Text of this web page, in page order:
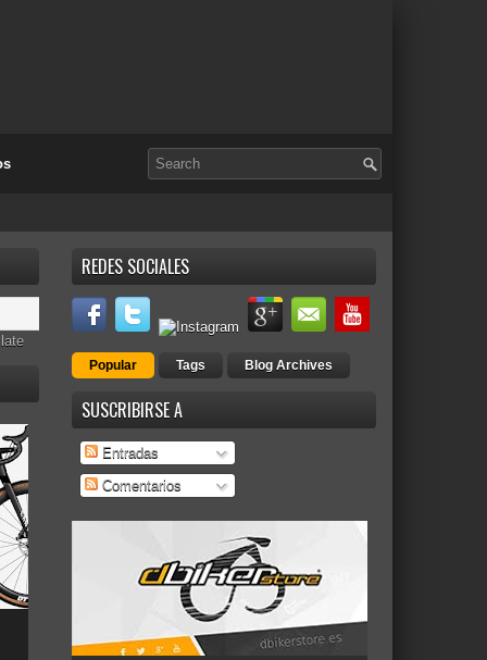
REDES SOCIALES
Popular Tags Blog Archives
SUSCRIBIRSE A
Entradas
Comentarios